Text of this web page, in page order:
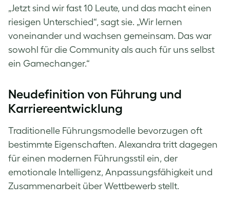
„Jetzt sind wir fast 10 Leute, und das macht einen
riesigen Unterschied“, sagt sie. „Wir lernen
voneinander und wachsen gemeinsam. Das war
sowohl für die Community als auch für uns selbst
ein Gamechanger.“
Neudefinition von Führung und
Karriereentwicklung
Traditionelle Führungsmodelle bevorzugen oft
bestimmte Eigenschaften. Alexandra tritt dagegen
für einen modernen Führungsstil ein, der
emotionale Intelligenz, Anpassungsfähigkeit und
Zusammenarbeit über Wettbewerb stellt.